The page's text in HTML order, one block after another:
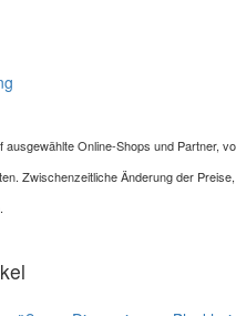
ausgewählte Online-Shops und Partner,
Zwischenzeitliche Änderung der